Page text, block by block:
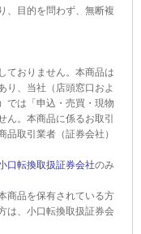
、目的を問わず、無断複
ておりません。本商品は
り、当社（店頭窓口およ
では「申込・売買・現物
ん。本商品に係るお取引
取引業者（証券会社）
口転換取扱証券会社のみ
商品を保有されている方
は、小口転換取扱証券会